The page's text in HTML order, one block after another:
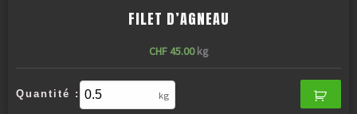
FILET D’AGNEAU
CHF45.00 kg
Quantité : kg